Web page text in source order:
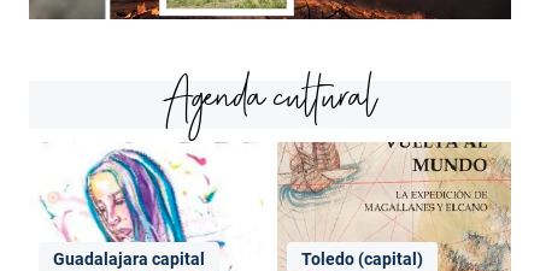
Agenda cultural
Guadalajara capital Toledo (capital)